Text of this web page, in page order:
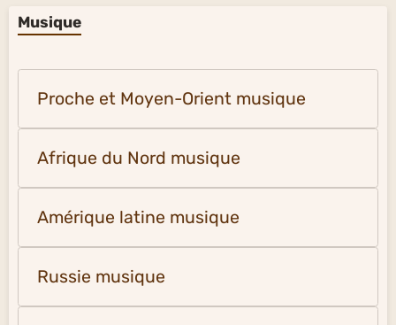
Musique
Proche et Moyen-Orient musique
Afrique du Nord musique
Amérique latine musique
Russie musique